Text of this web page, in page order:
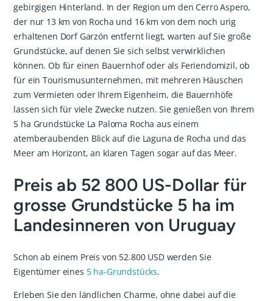
gebirgigen Hinterland. In der Region um den Cerro Aspero,
der nur 13 km von Rocha und 16 km von dem noch urig
erhaltenen Dorf Garzón entfernt liegt, warten auf Sie große
Grundstücke, auf denen Sie sich selbst verwirklichen
können. Ob für einen Bauernhof oder als Feriendomizil, ob
für ein Tourismusunternehmen, mit mehreren Häuschen
zum Vermieten oder Ihrem Eigenheim, die Bauernhöfe
lassen sich für viele Zwecke nutzen. Sie genießen von Ihrem
5 ha Grundstücke La Paloma Rocha aus einem
atemberaubenden Blick auf die Laguna de Rocha und das
Meer am Horizont, an klaren Tagen sogar auf das Meer.
Preis ab 52 800 US-Dollar für
grosse Grundstücke 5 ha im
Landesinneren von Uruguay
Schon ab einem Preis von 52.800 USD werden Sie
Eigentümer eines 5 ha-Grundstücks.
Erleben Sie den ländlichen Charme, ohne dabei auf die